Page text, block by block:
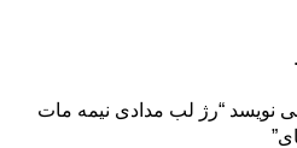
نویسد “رژ لب مدادی نیمه مات